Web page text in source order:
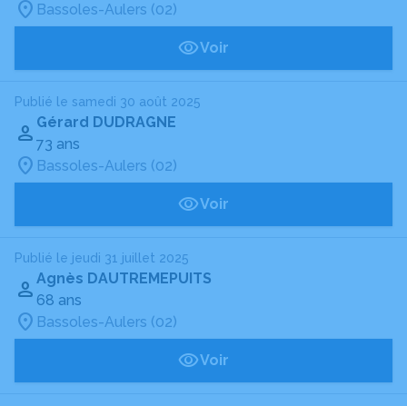
Bassoles-Aulers (02)
Voir
Publié le samedi 30 août 2025
Gérard DUDRAGNE
73 ans
Bassoles-Aulers (02)
Voir
Publié le jeudi 31 juillet 2025
Agnès DAUTREMEPUITS
68 ans
Bassoles-Aulers (02)
Voir